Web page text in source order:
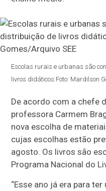
Escolas rurais e urbanas são
livros didáticos.Foto: Mardilson
De acordo com a chefe
professora Carmem
nova escolha de
cujas escolhas estão
agosto. Os livros são
Programa Nacional do
“Esse ano já era para